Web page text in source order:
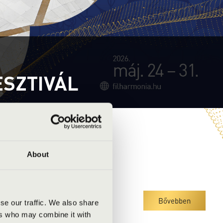
About
our traffic. We also share
who may combine it with
elitr, sed diam nonumy
Bővebben